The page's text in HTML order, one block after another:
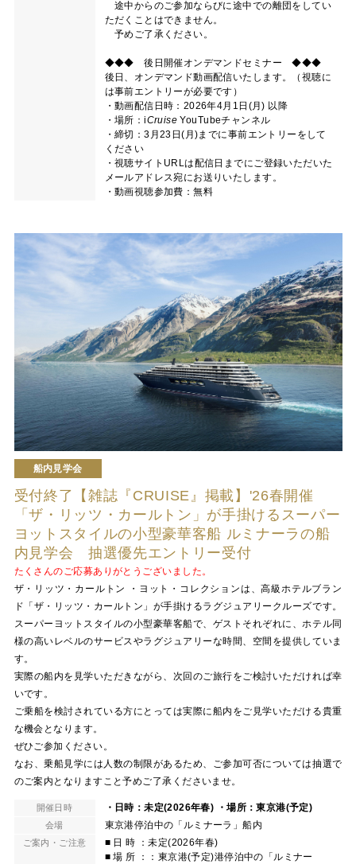
途中からのご参加ならびに途中での離団をしてい
ただくことはできません。
予めご了承ください。
◆◆◆ 後日開催オンデマンドセミナー ◆◆◆
後日、オンデマンド動画配信いたします。（視聴に
は事前エントリーが必要です）
・動画配信日時：2026年4月1日(月) 以降
・場所：iCruise YouTubeチャンネル
・締切：3月23日(月)までに事前エントリーをして
ください
・視聴サイトURLは配信日までにご登録いただいた
メールアドレス宛にお送りいたします。
・動画視聴参加費：無料
船内見学会
受付終了【雑誌『CRUISE』掲載】'26春開催
「ザ・リッツ・カールトン」が手掛けるスーパー
ヨットスタイルの小型豪華客船 ルミナーラの船
内見学会 抽選優先エントリー受付
たくさんのご応募ありがとうございました。
ザ・リッツ・カールトン ・ヨット・コレクションは、高級ホテルブラン
ド「ザ・リッツ・カールトン」が手掛けるラグジュアリークルーズです。
スーパーヨットスタイルの小型豪華客船で、ゲストそれぞれに、ホテル同
様の高いレベルのサービスやラグジュアリーな時間、空間を提供していま
す。
実際の船内を見学いただきながら、次回のご旅行をご検討いただければ幸
いです。
ご乗船を検討されている方にとっては実際に船内をご見学いただける貴重
な機会となります。
ぜひご参加ください。
なお、乗船見学には人数の制限があるため、ご参加可否については抽選で
のご案内となりますこと予めご了承くださいませ。
開催日時 ・日時：未定(2026年春) ・場所：東京港(予定)
会場 東京港停泊中の「ルミナーラ」船内
ご案内・ご注意
■ 日 時 ：未定(2026年春)
■ 場 所 ：：東京港(予定)港停泊中の「ルミナー